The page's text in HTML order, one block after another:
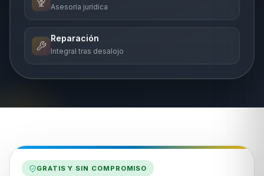
Asesoría jurídica
Reparación
Integral tras desalojo
GRATIS Y SIN COMPROMISO